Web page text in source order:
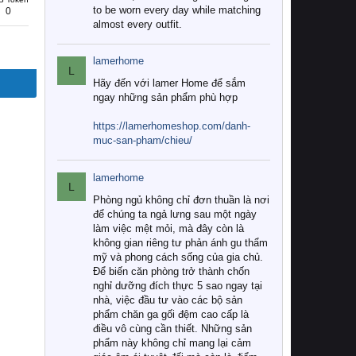
0
to be worn every day while matching
almost every outfit.
L
lamerhome
Hãy đến với lamer Home để sắm
ngay những sản phẩm phù hợp
https://lamerhomeshop.com/danh-
muc-san-pham/chieu/
L
lamerhome
Phòng ngủ không chỉ đơn thuần là nơi
để chúng ta ngả lưng sau một ngày
làm việc mệt mỏi, mà đây còn là
không gian riêng tư phản ánh gu thẩm
mỹ và phong cách sống của gia chủ.
Để biến căn phòng trở thành chốn
nghỉ dưỡng đích thực 5 sao ngay tại
nhà, việc đầu tư vào các bộ sản
phẩm chăn ga gối đệm cao cấp là
điều vô cùng cần thiết. Những sản
phẩm này không chỉ mang lại cảm